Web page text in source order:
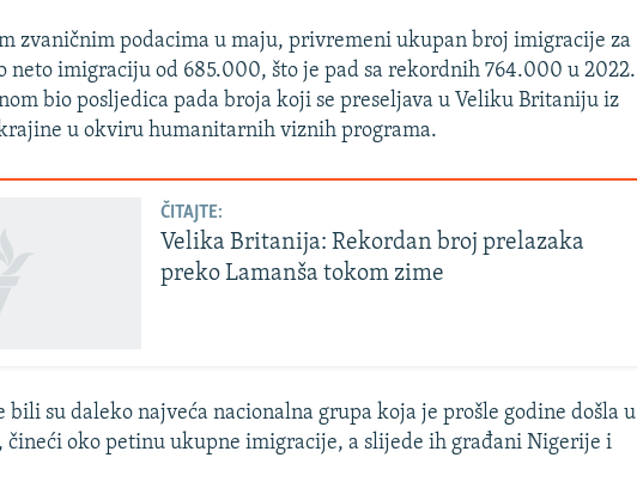
zvaničnim podacima u maju, privremeni ukupan broj imigracije za
neto imigraciju od 685.000, što je pad sa rekordnih 764.000 u 2022.
bio posljedica pada broja koji se preseljava u Veliku Britaniju iz
u okviru humanitarnih viznih programa.
ČITAJTE:
Velika Britanija: Rekordan broj prelazaka
preko Lamanša tokom zime
su daleko najveća nacionalna grupa koja je prošle godine došla u
oko petinu ukupne imigracije, a slijede ih građani Nigerije i